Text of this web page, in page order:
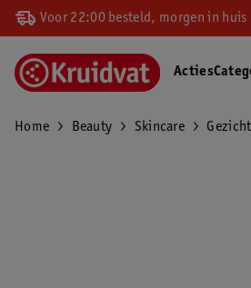
Voor 22:00 besteld, morgen in huis
Acties
Home Beauty Skincare